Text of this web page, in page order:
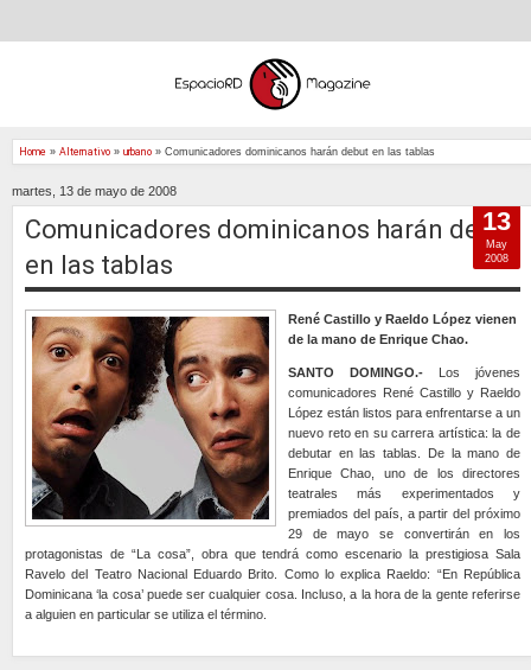
Home » Alternativo » urbano » Comunicadores dominicanos harán debut en las tablas
martes, 13 de mayo de 2008
Comunicadores dominicanos harán debut
en las tablas
René Castillo y Raeldo López vienen
de la mano de Enrique Chao.
SANTO DOMINGO.- Los jóvenes
comunicadores René Castillo y Raeldo
López están listos para enfrentarse a un
nuevo reto en su carrera artística: la de
debutar en las tablas. De la mano de
Enrique Chao, uno de los directores
teatrales más experimentados y
premiados del país, a partir del próximo
29 de mayo se convertirán en los
protagonistas de “La cosa”, obra que tendrá como escenario la prestigiosa Sala
Ravelo del Teatro Nacional Eduardo Brito. Como lo explica Raeldo: “En República
Dominicana ‘la cosa’ puede ser cualquier cosa. Incluso, a la hora de la gente referirse
a alguien en particular se utiliza el término.
13
May
2008